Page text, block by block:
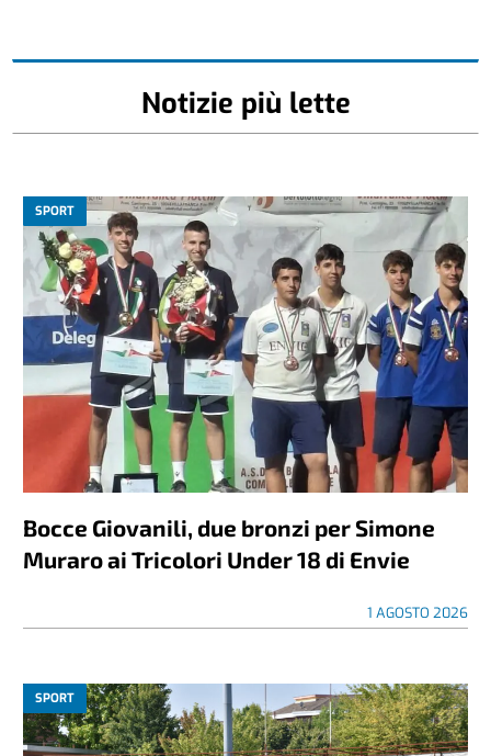
Notizie più lette
SPORT
Bocce Giovanili, due bronzi per Simone
Muraro ai Tricolori Under 18 di Envie
1 AGOSTO 2026
SPORT